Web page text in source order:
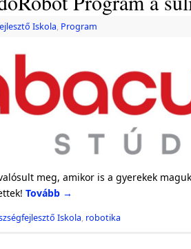
Iskola, Program
meg, amikor is a gyerekek
Tovább →
Iskola, robotika